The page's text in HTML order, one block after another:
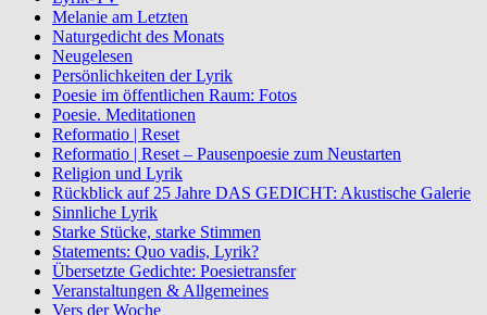
Melanie am Letzten
Naturgedicht des Monats
Neugelesen
Persönlichkeiten der Lyrik
Poesie im öffentlichen Raum: Fotos
Poesie. Meditationen
Reformatio | Reset
Reformatio | Reset – Pausenpoesie zum Neustarten
Religion und Lyrik
Rückblick auf 25 Jahre DAS GEDICHT: Akustische Galerie
Sinnliche Lyrik
Starke Stücke, starke Stimmen
Statements: Quo vadis, Lyrik?
Übersetzte Gedichte: Poesietransfer
Veranstaltungen & Allgemeines
Vers der Woche